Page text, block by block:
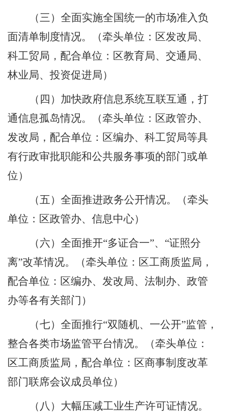
（三）全面实施全国统一的市场准入负
面清单制度情况。
（牵头单位：区发改局、
科工贸局，配合单位：区教育局、交通局、
林业局、投资促进局）
（四）加快政府信息系统互联互通，打
通信息孤岛情况。
（牵头单位：区政管办、
发改局，配合单位：区编办、科工贸局等具
有行政审批职能和公共服务事项的部门或单
位）
（五）全面推进政务公开情况。
（牵头
单位：区政管办、信息中心）
（六）全面推开“多证合一”、“证照分
离”改革情况。
（牵头单位：区工商质监局，
配合单位：区编办、发改局、法制办、政管
办等各有关部门）
（七）全面推行“双随机、一公开”监管，
整合各类市场监管平台情况。
（牵头单位：
区工商质监局，配合单位：区商事制度改革
部门联席会议成员单位）
（八）大幅压减工业生产许可证情况。